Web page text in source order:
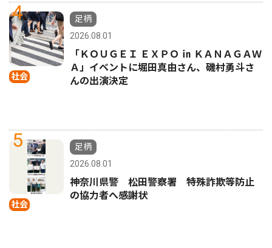
4
社会
足柄
2026.08.01
「ＫＯＵＧＥＩ ＥＸＰＯ ㏌ ＫＡＮＡＧＡＷ
Ａ」イベントに堀田真由さん、磯村勇斗さ
んの出演決定
5
社会
足柄
2026.08.01
神奈川県警 松田警察署 特殊詐欺等防止
の協力者へ感謝状